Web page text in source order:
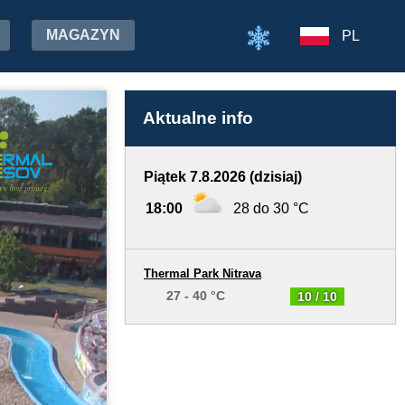
MAGAZYN PL
Aktualne info
Piątek 7.8.2026 (dzisiaj)
18:00 28 do 30 °C
10 / 10
Thermal Park Nitrava
27 - 40 °C